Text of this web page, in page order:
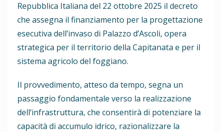
Repubblica Italiana del 22 ottobre 2025 il decreto
che assegna il finanziamento per la progettazione
esecutiva dell’invaso di Palazzo d’Ascoli, opera
strategica per il territorio della Capitanata e per il
sistema agricolo del foggiano.
Il provvedimento, atteso da tempo, segna un
passaggio fondamentale verso la realizzazione
dell’infrastruttura, che consentirà di potenziare la
capacità di accumulo idrico, razionalizzare la